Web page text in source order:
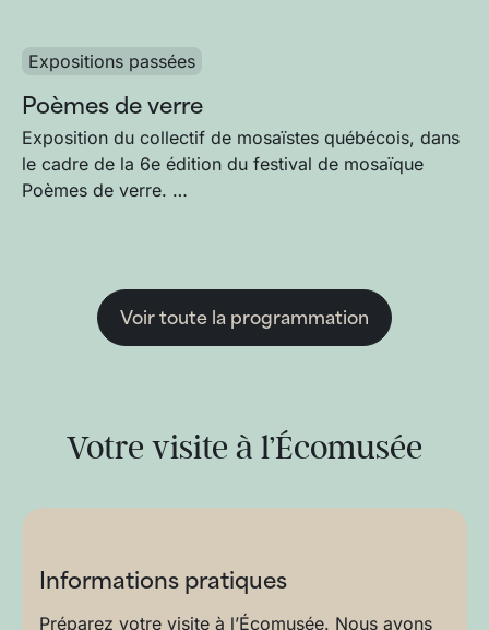
Expositions passées
Poèmes de verre
Exposition du collectif de mosaïstes québécois, dans
le cadre de la 6e édition du festival de mosaïque
Poèmes de verre. …
Voir toute la programmation
Votre visite à l’Écomusée
Informations pratiques
Préparez votre visite à l’Écomusée. Nous avons